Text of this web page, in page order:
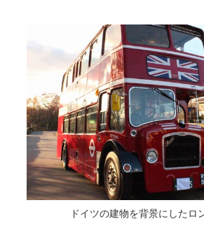
ドイツの建物を背景にしたロ